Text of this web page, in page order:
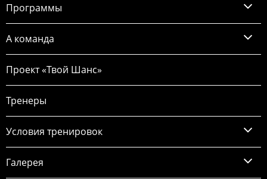
Программы
А команда
Проект «Твой Шанс»
Тренеры
Условия тренировок
Галерея